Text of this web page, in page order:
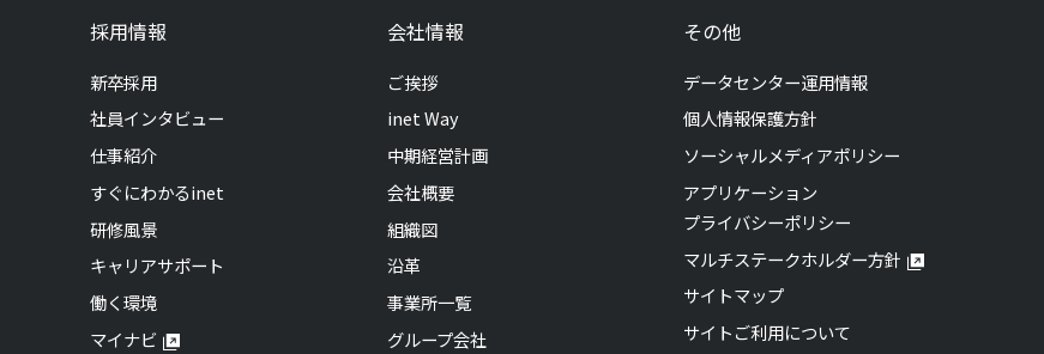
採用情報
新卒採用
社員インタビュー
仕事紹介
すぐにわかるinet
研修風景
キャリアサポート
働く環境
マイナビ
会社情報
ご挨拶
inet Way
中期経営計画
会社概要
組織図
沿革
事業所一覧
グループ会社
その他
データセンター運用情報
個人情報保護方針
ソーシャルメディアポリシー
アプリケーション
プライバシーポリシー
マルチステークホルダー方針
サイトマップ
サイトご利用について